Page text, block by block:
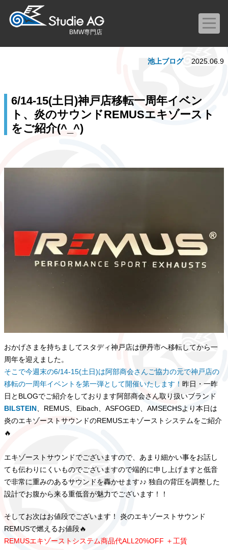
BMW専門店
6/14-15(土日)神戸店移転一周年イベン
ト、炎のサウンドREMUSエキゾースト
をご紹介(^_^)
池上ブログ 2025.06.9
おかげさまを持ちましてスタディ神戸店は伊丹市へ移転してから一
周年を迎えました。
そこで今週末の6/14-15(土日)は阿部商会さんご協力の元で神戸店の
移転の一周年イベントを第一弾として開催いたします！ 昨日・一昨
日とBLOGでご紹介をしております阿部商会さん取り扱いブランド
BILSTEIN 、REMUS、Eibach、ASFOGED、AMSECHSより本日は
炎のエキゾーストサウンドのREMUSエキゾーストシステムをご紹介
🔥
エキゾーストサウンドでございますので、あまり細かい事をお話し
ても伝わりにくいものでございますので端的に申し上げますと低音
で非常に重みのあるサウンドを轟かせます♪♪ 独自の背圧を調整した
設計でお腹から来る重低音が魅力でございます！！
そしてお次はお値段でございます！ 炎のエキゾーストサウンド
REMUSで燃えるお値段🔥
REMUSエキゾーストシステム商品代ALL20%OFF ＋工賃